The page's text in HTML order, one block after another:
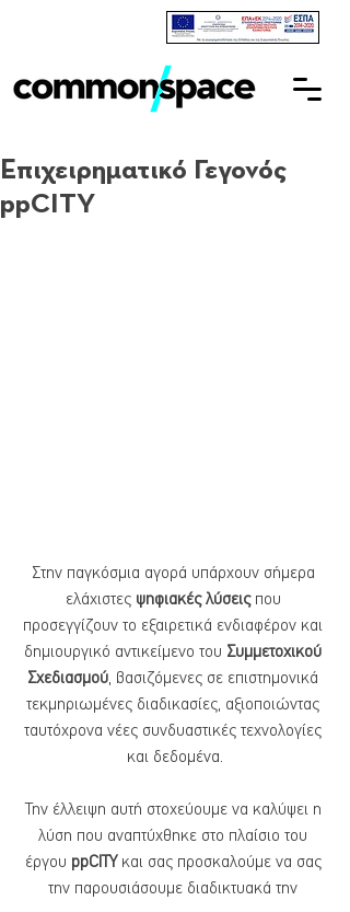
Επιχειρηματικό Γεγονός
ppCITY
Στην παγκόσμια αγορά υπάρχουν σήμερα
ελάχιστες ψηφιακές λύσεις που
προσεγγίζουν το εξαιρετικά ενδιαφέρον και
δημιουργικό αντικείμενο του Συμμετοχικού
Σχεδιασμού, βασιζόμενες σε επιστημονικά
τεκμηριωμένες διαδικασίες, αξιοποιώντας
ταυτόχρονα νέες συνδυαστικές τεχνολογίες
και δεδομένα.
Την έλλειψη αυτή στοχεύουμε να καλύψει η
λύση που αναπτύχθηκε στo πλαίσιo του
έργου ppCITY και σας προσκαλούμε να σας
την παρουσιάσουμε διαδικτυακά την